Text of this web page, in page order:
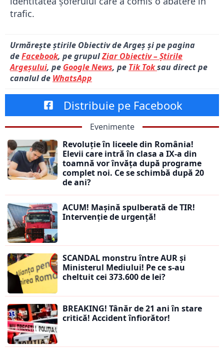
trafic.
Urmărește știrile Obiectiv de Argeș și pe pagina
deFacebook, pe grupulZiar Obiectiv – Știrile
Argeșului, pe Google News, pe Tik Toksau direct pe
canalul de WhatsApp
Distribuie pe Facebook
Evenimente
Revoluție în liceele din România!
Elevii care intră în clasa a IX-a din
toamnă vor învăța după programe
complet noi. Ce se schimbă după 20
de ani?
ACUM! Mașină spulberată de TIR!
Intervenție de urgență!
SCANDAL monstru între AUR și
Ministerul Mediului! Pe ce s-au
cheltuit cei 373.600 de lei?
BREAKING! Tânăr de 21 ani în stare
critică! Accident înfiorător!